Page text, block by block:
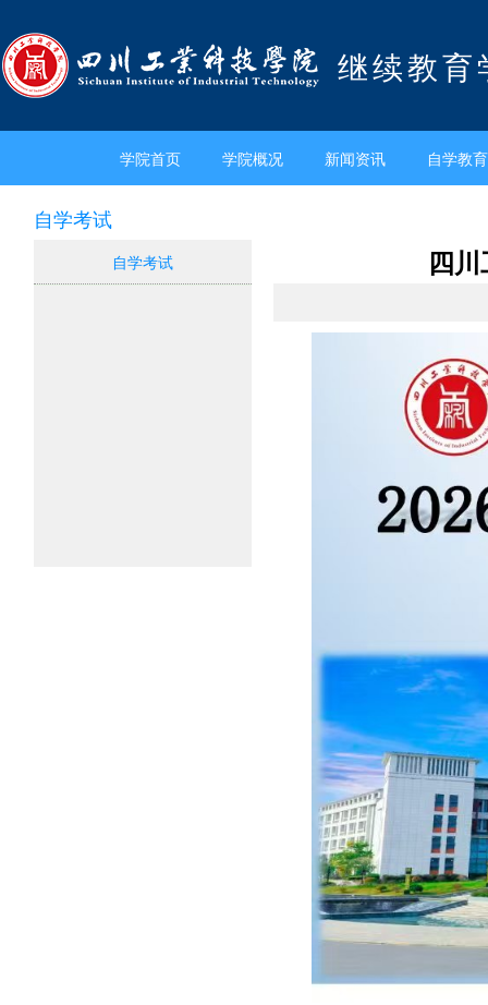
继续教育
学院首页 学院概况 新闻资讯 自学教育
自学考试
自学考试 四